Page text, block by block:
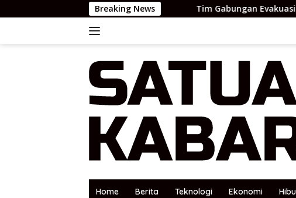
ke
Breaking NewsTim Gabungan Evakuasi Dua Korban
Home Berita Teknologi Ekonomi